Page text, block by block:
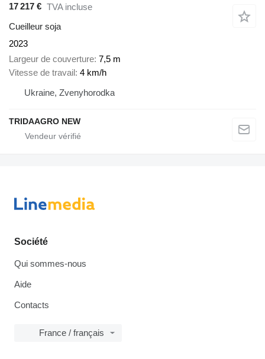
17 217 € TVA incluse
Cueilleur soja
2023
Largeur de couverture 7,5 m
Vitesse de travail 4 km/h
Ukraine, Zvenyhorodka
TRIDAAGRO NEW
Société
Qui sommes-nous
Aide
Contacts
France / français